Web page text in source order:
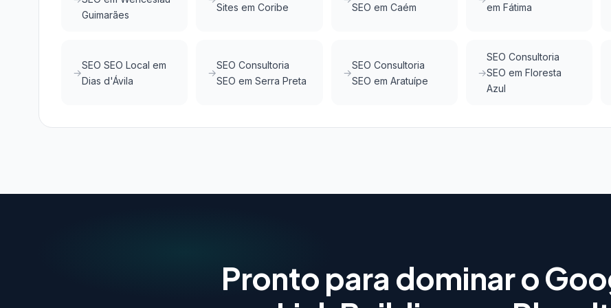
Guimarães
Sites em Coribe
SEO em Caém
em Fátima
SEO SEO Local em
Dias d'Ávila
SEO Consultoria
SEO em Serra Preta
SEO Consultoria
SEO em Aratuípe
SEO Consultoria
SEO em Floresta
Azul
Pronto para dominar o